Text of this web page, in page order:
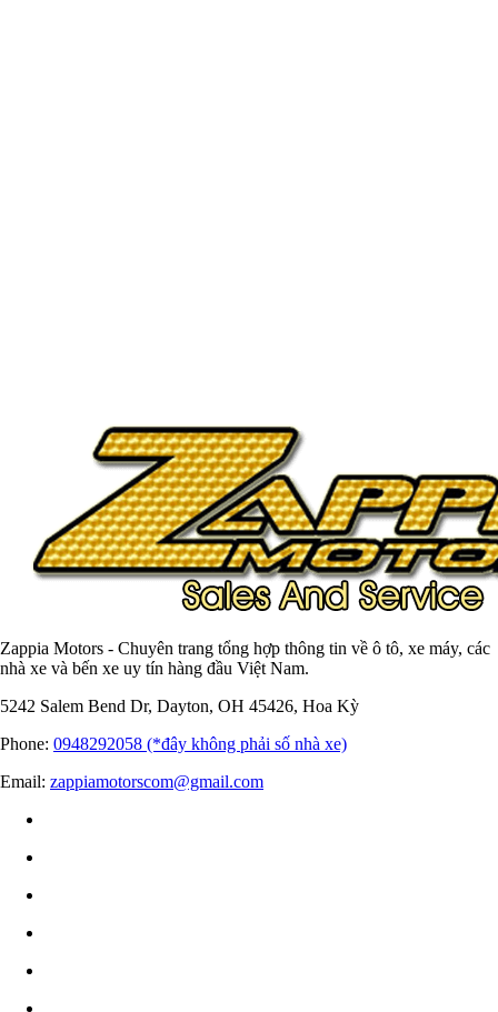
Zappia Motors - Chuyên trang tổng hợp thông tin về ô tô, xe máy, các
nhà xe và bến xe uy tín hàng đầu Việt Nam.
5242 Salem Bend Dr, Dayton, OH 45426, Hoa Kỳ
Phone: 0948292058 (*đây không phải số nhà xe)
Email: zappiamotorscom@gmail.com